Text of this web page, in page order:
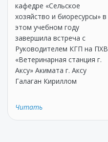
кафедре «Сельское
хозяйство и биоресурсы» в
этом учебном году
завершила встреча с
Руководителем КГП на ПХВ
«Ветеринарная станция г.
Аксу» Акимата г. Аксу
Галаган Кириллом
Читать